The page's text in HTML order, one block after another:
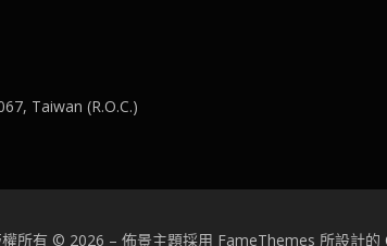
Taiwan (R.O.C.)
權所有 © 2026 – 佈景主題採用 FameThemes 所設計的